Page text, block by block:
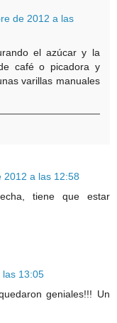
de 2012 a las
el azúcar y la
café o picadora y
varillas manuales
2012 a las 12:58
tiene que estar
las 13:05
geniales!!! Un